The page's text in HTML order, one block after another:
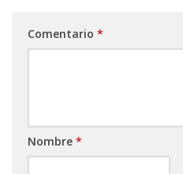
Comentario *
Nombre *